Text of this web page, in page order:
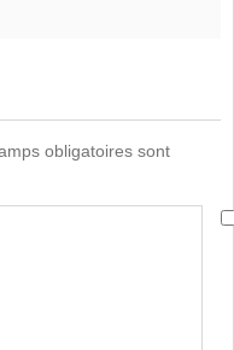
obligatoires sont